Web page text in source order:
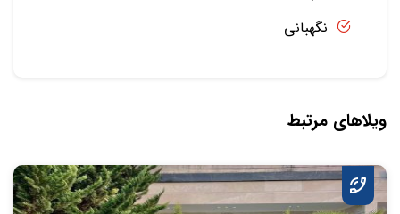
نگهبانی
ویلاهای مرتبط